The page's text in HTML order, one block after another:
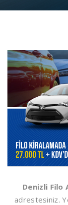
Denizli Filo
adrestesiniz.